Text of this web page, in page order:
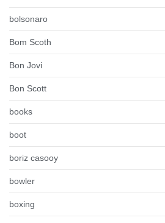
bolsonaro
Bom Scoth
Bon Jovi
Bon Scott
books
boot
boriz casooy
bowler
boxing